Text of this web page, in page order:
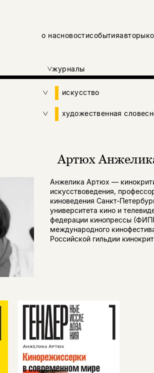
о насновостисобытияавторы
журналы
искусство
художественная
Артюх
Анжелика Артюх —
искусствоведения,
киноведения Санкт-
университета кино и
федерации кинопрессы
международного
Российской гильдии